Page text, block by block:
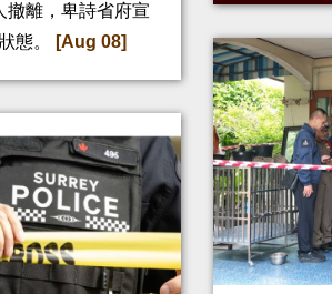
撤離，卑詩省府宣
態。
[Aug 08]